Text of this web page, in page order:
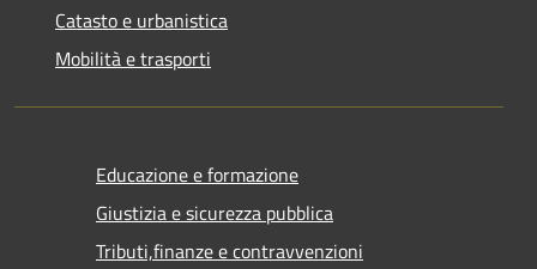
Catasto e urbanistica
Mobilità e trasporti
Educazione e formazione
Giustizia e sicurezza pubblica
Tributi,finanze e contravvenzioni